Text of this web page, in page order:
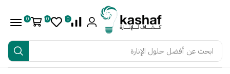
ابحث عن أفضل حلول الإنارة
0
0
0